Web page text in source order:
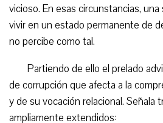
vicioso. En esas circunstancias,
vivir en un estado permanente de
no percibe como tal.
Partiendo de ello el prelado
de corrupción que afecta a la
y de su vocación relacional. Señala
ampliamente extendidos: